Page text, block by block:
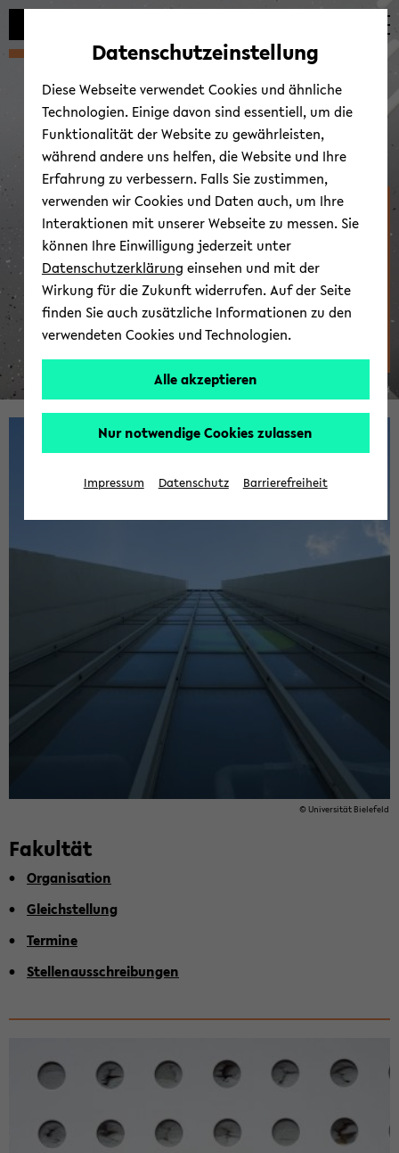
Automatische
vermeiden
skip
main
skip
main
skip
footer
Fakultät für Erziehungs­
wissenschaft
© Uni­ver­si­tät Bie­le­feld
© Uni­ver­si­tät Bie­le­feld
Fa­kul­tät
Or­ga­ni­sa­ti­on
Gleich­stel­lung
Ter­mi­ne
Stel­len­aus­schrei­bun­gen
Datenschutzeinstellung
Diese Webseite verwendet Cookies und ähnliche
Technologien. Einige davon sind essentiell, um die
Funktionalität der Website zu gewährleisten,
während andere uns helfen, die Website und Ihre
Erfahrung zu verbessern. Falls Sie zustimmen,
verwenden wir Cookies und Daten auch, um Ihre
Interaktionen mit unserer Webseite zu messen. Sie
können Ihre Einwilligung jederzeit unter
Datenschutzerklärung einsehen und mit der
Wirkung für die Zukunft widerrufen. Auf der Seite
finden Sie auch zusätzliche Informationen zu den
verwendeten Cookies und Technologien.
Alle akzeptieren
Nur notwendige Cookies zulassen
Impressum Datenschutz Barrierefreiheit